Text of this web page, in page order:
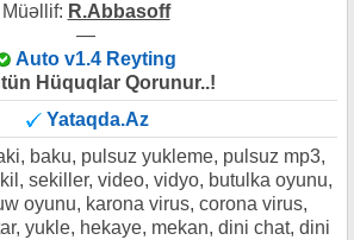
Müəllif: R.Abbasoff
—
Auto v1.4 Reyting
Hüquqlar Qorunur..!
Yataqda.Az
baku, pulsuz yukleme, pulsuz mp3,
sekiller, video, vidyo, butulka oyunu,
oyunu, karona virus, corona virus,
yukle, hekaye, mekan, dini chat, dini